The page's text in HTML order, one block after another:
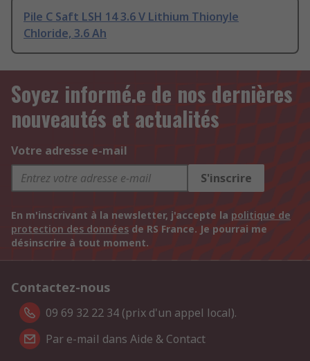
Pile C Saft LSH 14 3.6 V Lithium Thionyle
Chloride, 3.6 Ah
Soyez informé.e de nos dernières
nouveautés et actualités
Votre adresse e-mail
S'inscrire
En m'inscrivant à la newsletter, j'accepte la politique de
protection des données de RS France. Je pourrai me
désinscrire à tout moment.
Contactez-nous
09 69 32 22 34 (prix d'un appel local).
Par e-mail dans Aide & Contact